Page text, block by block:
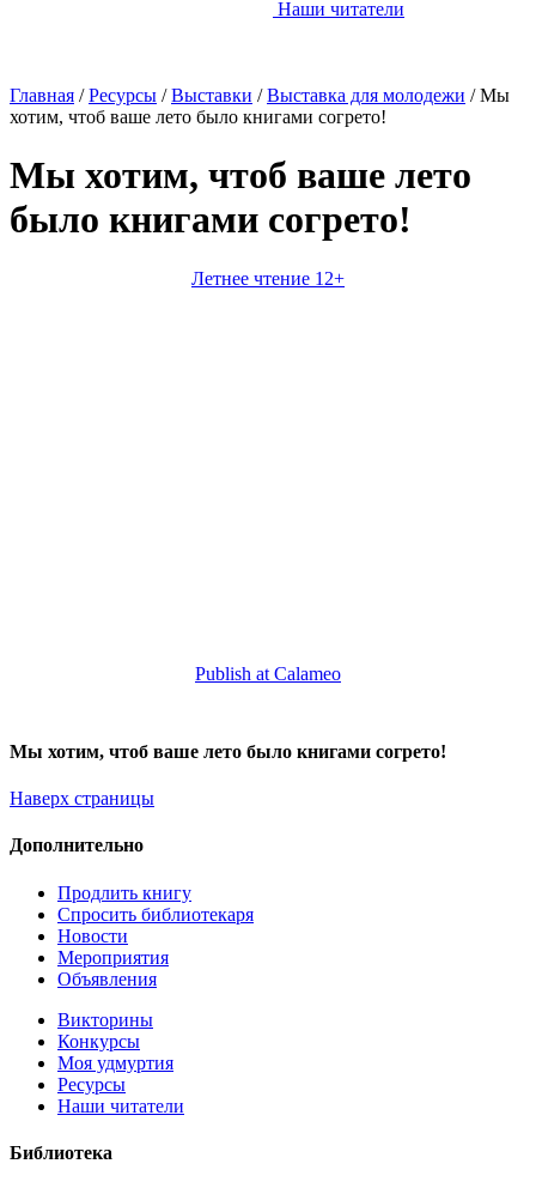
Наши читатели
Главная /Ресурсы /Выставки /Выставка для молодежи /Мы
хотим, чтоб ваше лето было книгами согрето!
Мы хотим, чтоб ваше лето
было книгами согрето!
Летнее чтение 12+
Publish at Calameo
Мы хотим, чтоб ваше лето было книгами согрето!
Наверх страницы
Дополнительно
Продлить книгу
Спросить библиотекаря
Новости
Мероприятия
Объявления
Викторины
Конкурсы
Моя удмуртия
Ресурсы
Наши читатели
Библиотека